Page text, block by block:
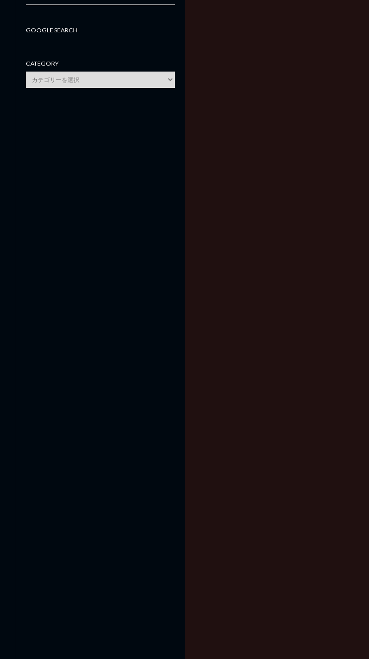
GOOGLE SEARCH
CATEGORY
category